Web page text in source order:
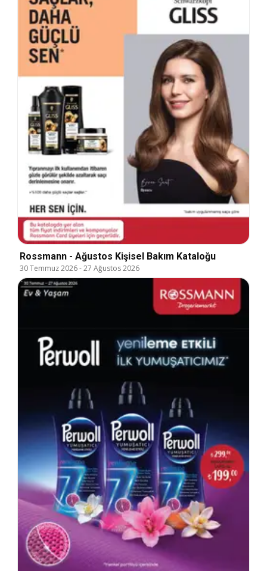
Rossmann - Ağustos Kişisel Bakım Kataloğu
30 Temmuz 2026-27 Ağustos 2026